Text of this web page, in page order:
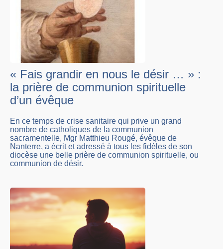
« Fais grandir en nous le désir … » :
la prière de communion spirituelle
d’un évêque
En ce temps de crise sanitaire qui prive un grand
nombre de catholiques de la communion
sacramentelle, Mgr Matthieu Rougé, évêque de
Nanterre, a écrit et adressé à tous les fidèles de son
diocèse une belle prière de communion spirituelle, ou
communion de désir.